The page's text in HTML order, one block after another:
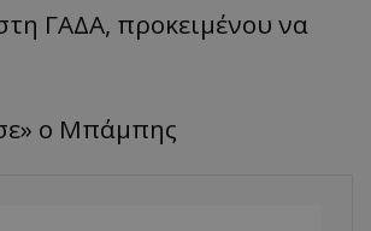
ΓΑΔΑ, προκειμένου να
ο Μπάμπης